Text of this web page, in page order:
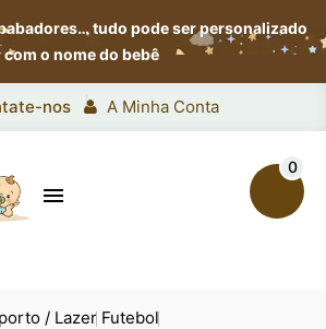
tudo pode ser personalizado
com o nome do bebê
nos A Minha Conta

0
/ Lazer Futebol